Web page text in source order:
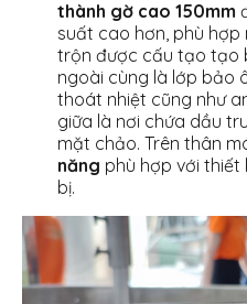
thành gờ cao 150mm
suất cao hơn, phù hợp
trộn được cấu tạo tạo
ngoài cùng là lớp bảo
thoát nhiệt cũng như
giữa là nơi chứa dầu
mặt chảo. Trên thân
năng phù hợp với
bị.